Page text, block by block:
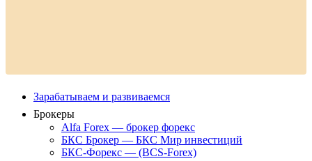
Зарабатываем и развиваемся
Брокеры
Alfa Forex — брокер форекс
БКС Брокер — БКС Мир инвестиций
БКС-Форекс — (BCS-Forex)